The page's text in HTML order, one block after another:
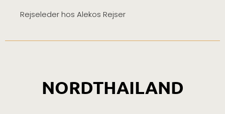
Rejseleder hos Alekos Rejser
NORDTHAILAND